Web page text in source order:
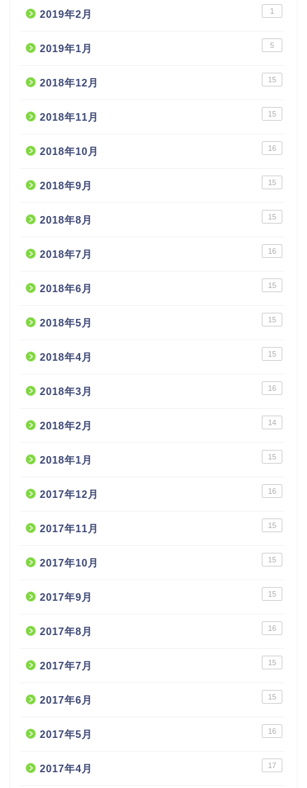
2019年2月 1
2019年1月 5
2018年12月 15
2018年11月 15
2018年10月 16
2018年9月 15
2018年8月 15
2018年7月 16
2018年6月 15
2018年5月 15
2018年4月 15
2018年3月 16
2018年2月 14
2018年1月 15
2017年12月 16
2017年11月 15
2017年10月 15
2017年9月 15
2017年8月 16
2017年7月 15
2017年6月 15
2017年5月 16
2017年4月 17